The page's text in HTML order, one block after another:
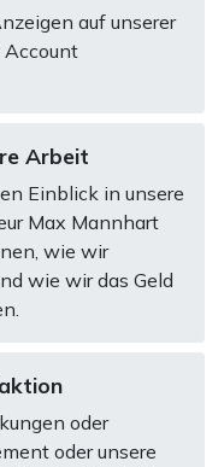
auf unserer
Arbeit
Einblick in unsere
Max Mannhart
wie wir
wie wir das Geld
oder
oder unsere